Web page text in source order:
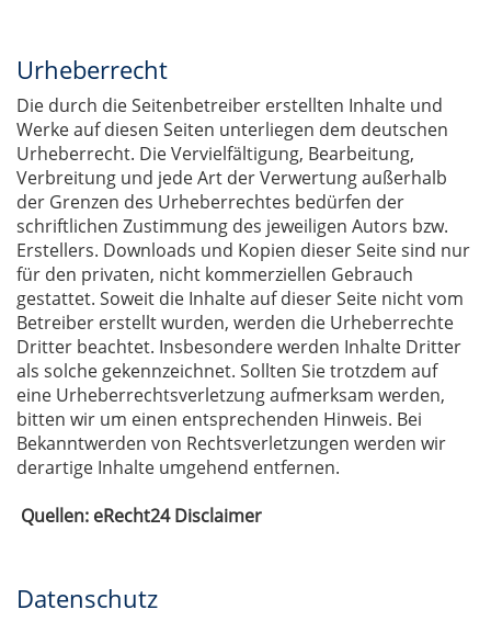
Urheberrecht
Die durch die Seitenbetreiber erstellten Inhalte und
Werke auf diesen Seiten unterliegen dem deutschen
Urheberrecht. Die Vervielfältigung, Bearbeitung,
Verbreitung und jede Art der Verwertung außerhalb
der Grenzen des Urheberrechtes bedürfen der
schriftlichen Zustimmung des jeweiligen Autors bzw.
Erstellers. Downloads und Kopien dieser Seite sind nur
für den privaten, nicht kommerziellen Gebrauch
gestattet. Soweit die Inhalte auf dieser Seite nicht vom
Betreiber erstellt wurden, werden die Urheberrechte
Dritter beachtet. Insbesondere werden Inhalte Dritter
als solche gekennzeichnet. Sollten Sie trotzdem auf
eine Urheberrechtsverletzung aufmerksam werden,
bitten wir um einen entsprechenden Hinweis. Bei
Bekanntwerden von Rechtsverletzungen werden wir
derartige Inhalte umgehend entfernen.
Quellen: eRecht24 Disclaimer
Datenschutz